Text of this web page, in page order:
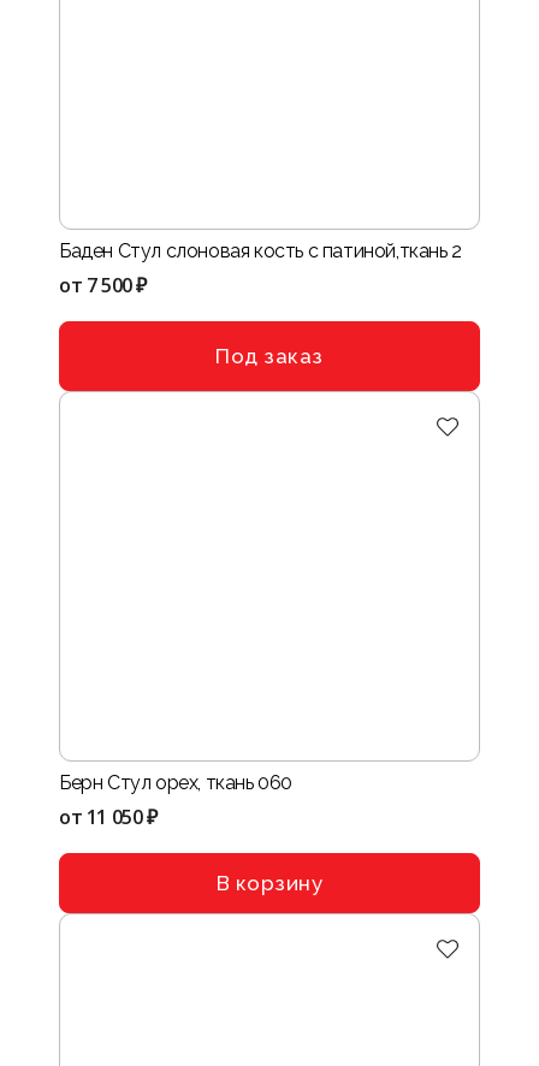
Баден Стул слоновая кость с патиной,ткань 2
от 7 500 ₽
Под заказ
Берн Стул орех, ткань 060
от 11 050 ₽
В корзину